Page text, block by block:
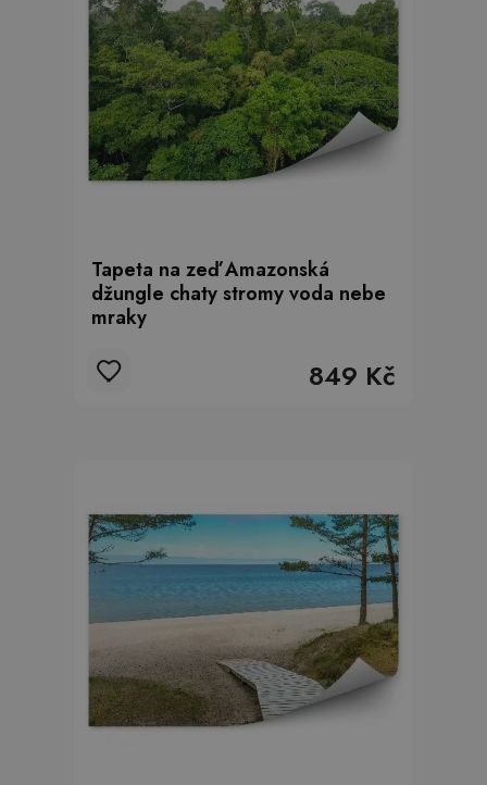
Tapeta na zeď Amazonská
džungle chaty stromy voda nebe
mraky
849 Kč